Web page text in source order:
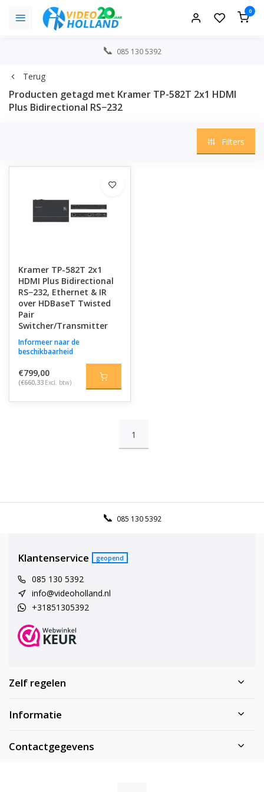
0
085 130 5392
Terug
Producten getagd met Kramer TP-582T 2x1 HDMI
Plus Bidirectional RS−232
Filters
Kramer TP-582T 2x1
HDMI Plus Bidirectional
RS−232, Ethernet & IR
over HDBaseT Twisted
Pair
Switcher/Transmitter
Informeer naar de
beschikbaarheid
€799,00
(€660,33 Excl. btw)
1
085 130 5392
Klantenservice geopend
085 130 5392
info@videoholland.nl
+31851305392
Zelf regelen
Informatie
Contactgegevens